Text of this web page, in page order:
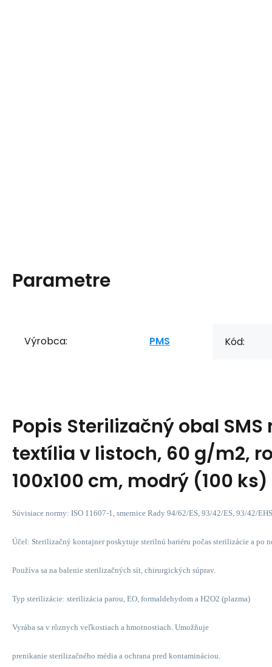
Parametre
Výrobca: PMS Kód:
Popis Sterilizačný obal
textília v listoch, 60 g/m2,
100x100 cm, modrý (100 ks)
Súvisiace normy: ISO 11607-1, smernice Rady 94/62/ES, 93/42/ES, 93/42/EHS
Účel: Sterilizačný kontajner poskytuje sterilnú bariéru počas sterilizácie a po
Používa sa na balenie sterilizačných sít, chirurgických súprav.
Typ sterilizácie: sterilizácia parou, EO, formaldehydom a H2O2 (plazma)
Vyrába sa v rôznych veľkostiach a hmotnostiach. Umožňuje
prenikanie sterilizačného média a ochrana pred kontamináciou.